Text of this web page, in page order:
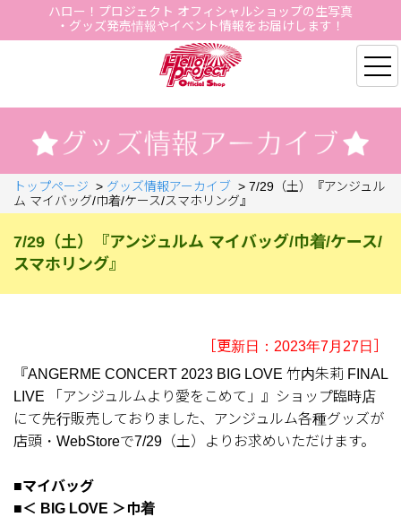
ハロー！プロジェクト オフィシャルショップの生写真
・グッズ発売情報やイベント情報をお届けします！
Hello Project Official
トップページ > グッズ情報アーカイブ > 7/29（土）『アンジュル
ム マイバッグ/巾着/ケース/スマホリング』
7/29（土）『アンジュルム マイバッグ/巾着/ケース/
スマホリング』
［更新日：2023年7月27日］
『ANGERME CONCERT 2023 BIG LOVE 竹内朱莉 FINAL
LIVE 「アンジュルムより愛をこめて」』ショップ臨時店
にて先行販売しておりました、アンジュルム各種グッズが
店頭・WebStoreで7/29（土）よりお求めいただけます。
■マイバッグ
■＜ BIG LOVE ＞巾着